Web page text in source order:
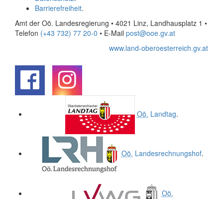
Barrierefreiheit.
Amt der Oö. Landesregierung • 4021 Linz, Landhausplatz 1 •
Telefon (+43 732) 77 20-0 • E-Mail post@ooe.gv.at
www.land-oberoesterreich.gv.at
Oö. Landtag.
Oö. Landesrechnungshof.
Oö.